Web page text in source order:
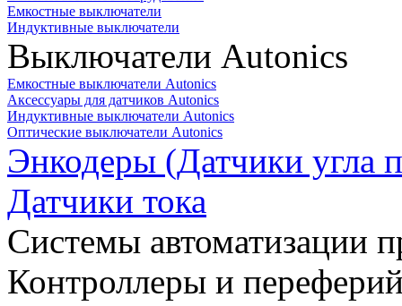
Емкостные выключатели
Индуктивные выключатели
Выключатели Autonics
Емкостные выключатели Autonics
Аксессуары для датчиков Autonics
Индуктивные выключатели Autonics
Оптические выключатели Autonics
Энкодеры (Датчики угла
Датчики тока
Системы автоматизации
Контроллеры и